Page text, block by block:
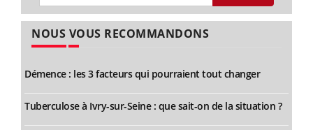
NOUS VOUS RECOMMANDONS
Démence : les 3 facteurs qui pourraient tout changer
Tuberculose à Ivry-sur-Seine : que sait-on de la situation ?